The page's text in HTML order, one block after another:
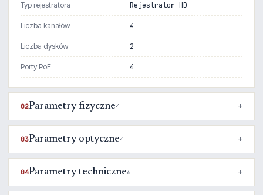
Typ rejestratora Rejestrator HD
Liczba kanałów 4
Liczba dysków 2
Porty PoE 4
02Parametry fizyczne4
03Parametry optyczne4
04Parametry techniczne6